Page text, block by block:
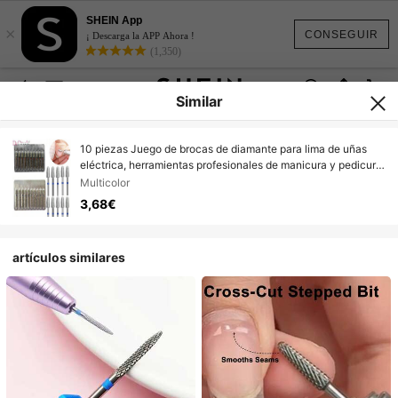
CONSEGUIR
×
SHEIN App
¡ Descarga la APP Ahora !
(1,350)
Similar
10 piezas Juego de brocas de diamante para lima de uñas
eléctrica, herramientas profesionales de manicura y pedicura
para eliminar cutículas y cortar cutículas, utensilios de arte de
uñas para uso doméstico y salón
Multicolor
3,68€
artículos similares